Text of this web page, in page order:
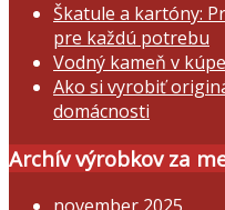
Škatule a kartóny:
pre každú potrebu
Vodný kameň v
Ako si vyrobiť
domácnosti
Archív výrobkov za